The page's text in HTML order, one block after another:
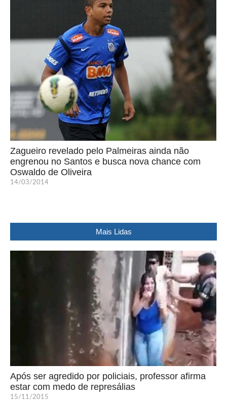
Zagueiro revelado pelo Palmeiras ainda não
engrenou no Santos e busca nova chance com
Oswaldo de Oliveira
14/03/2014
Mais Lidas
Após ser agredido por policiais, professor afirma
estar com medo de represálias
15/11/2015